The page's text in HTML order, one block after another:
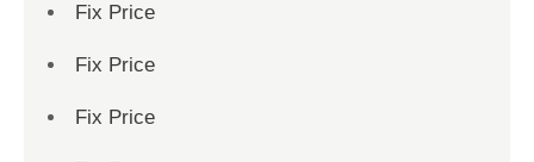
Fix Price
Fix Price
Fix Price